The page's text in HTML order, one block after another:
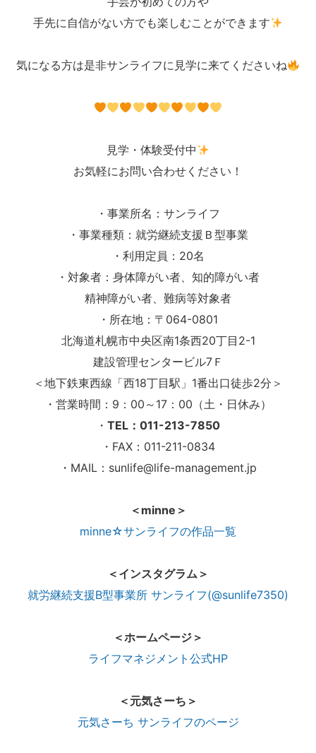
手先に自信がない方でも楽しむことができます
気になる方は是非サンライフに見学に来てくださいね
見学・体験受付中
お気軽にお問い合わせください！
・事業所名：サンライフ
・事業種類：就労継続支援Ｂ型事業
・利用定員：20名
・対象者：身体障がい者、知的障がい者
精神障がい者、難病等対象者
・所在地：〒064-0801
北海道札幌市中央区南1条西20丁目2-1
建設管理センタービル7Ｆ
＜地下鉄東西線「西18丁目駅」1番出口徒歩2分＞
・営業時間：9：00～17：00（土・日休み）
・ TEL：011-213-7850
・FAX：011-211-0834
・MAIL：sunlife@life-management.jp
＜minne＞
minne☆サンライフの作品一覧
＜インスタグラム＞
就労継続支援B型事業所 サンライフ(@sunlife7350)
＜ホームページ＞
ライフマネジメント公式HP
＜元気さーち＞
元気さーち サンライフのページ